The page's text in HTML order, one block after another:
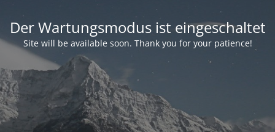
Der Wartungsmodus ist eingeschaltet
Site will be available soon. Thank you for your patience!